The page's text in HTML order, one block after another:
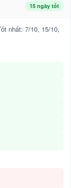
15 ngày tốt
nhất: 7/10, 15/10,